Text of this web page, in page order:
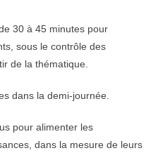
30 à 45 minutes pour
sous le contrôle des
de la thématique.
dans la demi-journée.
pour alimenter les
dans la mesure de leurs